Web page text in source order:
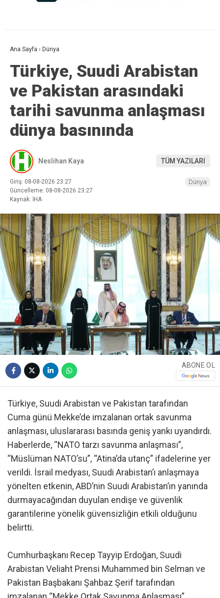
Ana Sayfa › Dünya
Türkiye, Suudi Arabistan
ve Pakistan arasındaki
tarihi savunma anlaşması
dünya basınında
Neslihan Kaya TÜM YAZILARI
Giriş: 08-08-2026 23:27
Güncelleme: 08-08-2026 23:27
Kaynak: İHA
Dünya
ABONE OL
Türkiye, Suudi Arabistan ve Pakistan tarafından
Cuma günü Mekke’de imzalanan ortak savunma
anlaşması, uluslararası basında geniş yankı uyandırdı.
Haberlerde, “NATO tarzı savunma anlaşması”,
“Müslüman NATO’su”, “Atina’da utanç” ifadelerine yer
verildi. İsrail medyası, Suudi Arabistan’ı anlaşmaya
yönelten etkenin, ABD’nin Suudi Arabistan’ın yanında
durmayacağından duyulan endişe ve güvenlik
garantilerine yönelik güvensizliğin etkili olduğunu
belirtti.
Cumhurbaşkanı Recep Tayyip Erdoğan, Suudi
Arabistan Veliaht Prensi Muhammed bin Selman ve
Pakistan Başbakanı Şahbaz Şerif tarafından